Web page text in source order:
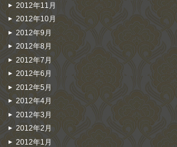
2012年11月
2012年10月
2012年9月
2012年8月
2012年7月
2012年6月
2012年5月
2012年4月
2012年3月
2012年2月
2012年1月